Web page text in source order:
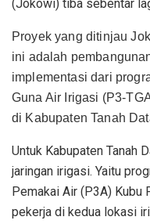
(Jokowi) tiba sebentar
Proyek yang ditinjau
ini adalah
implementasi dari
Guna Air Irigasi (P3-
di Kabupaten Tanah
Untuk Kabupaten Tanah
jaringan irigasi. Yaitu
Pemakai Air (P3A) Kubu
pekerja di kedua lokasi